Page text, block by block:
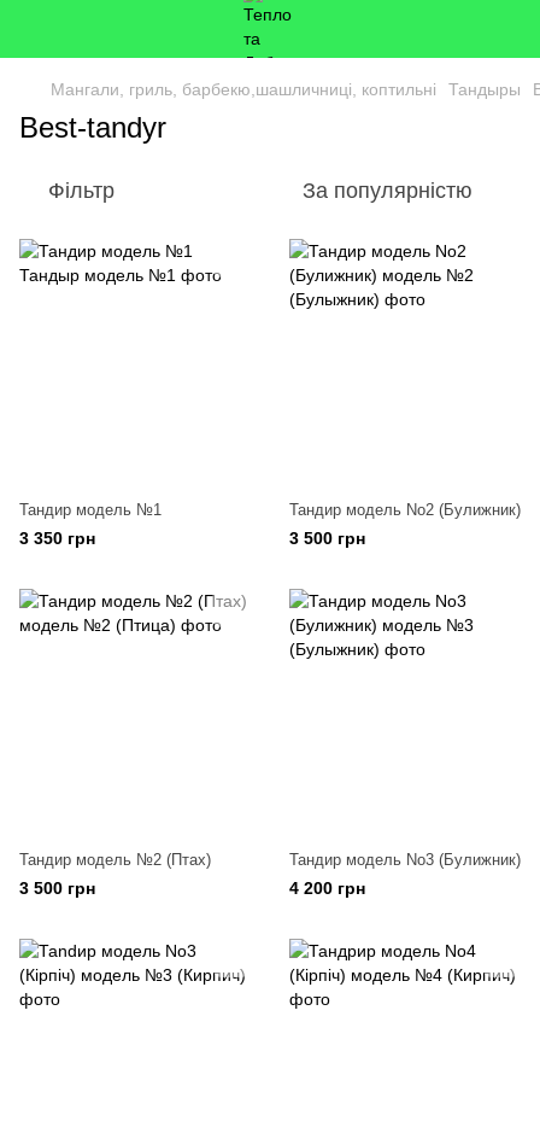
Мангали, гриль, барбекю,шашличниці, коптильні Тандыры
Best-tandyr
Фільтр За популярністю
Тандир модель №1
3 350 грн
Тандир модель No2 (Булижник)
3 500 грн
Тандир модель №2 (Птах)
3 500 грн
Тандир модель No3 (Булижник)
4 200 грн